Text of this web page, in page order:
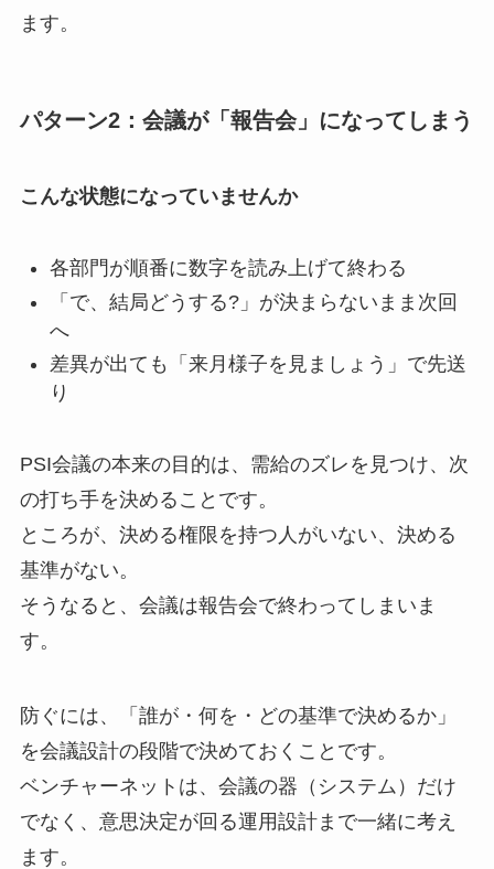
ます。
パターン2：会議が「報告会」になってしまう
こんな状態になっていませんか
各部門が順番に数字を読み上げて終わる
「で、結局どうする?」が決まらないまま次回
へ
差異が出ても「来月様子を見ましょう」で先送
り
PSI会議の本来の目的は、需給のズレを見つけ、次
の打ち手を決めることです。
ところが、決める権限を持つ人がいない、決める
基準がない。
そうなると、会議は報告会で終わってしまいま
す。
防ぐには、「誰が・何を・どの基準で決めるか」
を会議設計の段階で決めておくことです。
ベンチャーネットは、会議の器（システム）だけ
でなく、意思決定が回る運用設計まで一緒に考え
ます。